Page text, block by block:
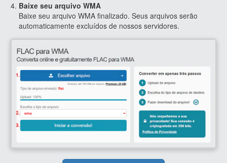
Baixe seu arquivo WMA
Baixe seu arquivo WMA finalizado. Seus arquivos serão
automaticamente excluídos de nossos servidores.